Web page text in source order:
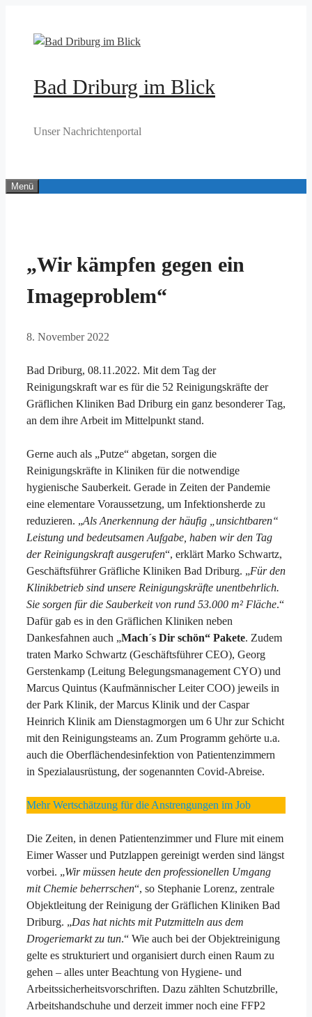
springen
Bad Driburg im Blick
Unser Nachrichtenportal
Menü
„Wir kämpfen gegen ein
Imageproblem“
8. November 2022
Bad Driburg, 08.11.2022. Mit dem Tag der
Reinigungskraft war es für die 52 Reinigungskräfte der
Gräflichen Kliniken Bad Driburg ein ganz besonderer Tag,
an dem ihre Arbeit im Mittelpunkt stand.
Gerne auch als „Putze“ abgetan, sorgen die
Reinigungskräfte in Kliniken für die notwendige
hygienische Sauberkeit. Gerade in Zeiten der Pandemie
eine elementare Voraussetzung, um Infektionsherde zu
reduzieren. „Als Anerkennung der häufig „unsichtbaren“
Leistung und bedeutsamen Aufgabe, haben wir den Tag
der Reinigungskraft ausgerufen“, erklärt Marko Schwartz,
Geschäftsführer Gräfliche Kliniken Bad Driburg. „Für den
Klinikbetrieb sind unsere Reinigungskräfte unentbehrlich.
Sie sorgen für die Sauberkeit von rund 53.000 m² Fläche.“
Dafür gab es in den Gräflichen Kliniken neben
Dankesfahnen auch „Mach´s Dir schön“ Pakete. Zudem
traten Marko Schwartz (Geschäftsführer CEO), Georg
Gerstenkamp (Leitung Belegungsmanagement CYO) und
Marcus Quintus (Kaufmännischer Leiter COO) jeweils in
der Park Klinik, der Marcus Klinik und der Caspar
Heinrich Klinik am Dienstagmorgen um 6 Uhr zur Schicht
mit den Reinigungsteams an. Zum Programm gehörte u.a.
auch die Oberflächendesinfektion von Patientenzimmern
in Spezialausrüstung, der sogenannten Covid-Abreise.
Mehr Wertschätzung für die Anstrengungen im Job
Die Zeiten, in denen Patientenzimmer und Flure mit einem
Eimer Wasser und Putzlappen gereinigt werden sind längst
vorbei. „Wir müssen heute den professionellen Umgang
mit Chemie beherrschen“, so Stephanie Lorenz, zentrale
Objektleitung der Reinigung der Gräflichen Kliniken Bad
Driburg. „Das hat nichts mit Putzmitteln aus dem
Drogeriemarkt zu tun.“ Wie auch bei der Objektreinigung
gelte es strukturiert und organisiert durch einen Raum zu
gehen – alles unter Beachtung von Hygiene- und
Arbeitssicherheitsvorschriften. Dazu zählten Schutzbrille,
Arbeitshandschuhe und derzeit immer noch eine FFP2